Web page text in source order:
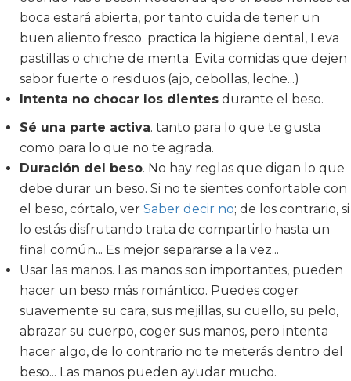
boca estará abierta, por tanto cuida de tener un
buen aliento fresco. practica la higiene dental, Leva
pastillas o chiche de menta. Evita comidas que dejen
sabor fuerte o residuos (ajo, cebollas, leche...)
Intenta no chocar los dientes durante el beso.
Sé una parte activa. tanto para lo que te gusta
como para lo que no te agrada.
Duración del beso. No hay reglas que digan lo que
debe durar un beso. Si no te sientes confortable con
el beso, córtalo, ver Saber decir no; de los contrario, si
lo estás disfrutando trata de compartirlo hasta un
final común... Es mejor separarse a la vez...
Usar las manos. Las manos son importantes, pueden
hacer un beso más romántico. Puedes coger
suavemente su cara, sus mejillas, su cuello, su pelo,
abrazar su cuerpo, coger sus manos, pero intenta
hacer algo, de lo contrario no te meterás dentro del
beso... Las manos pueden ayudar mucho.